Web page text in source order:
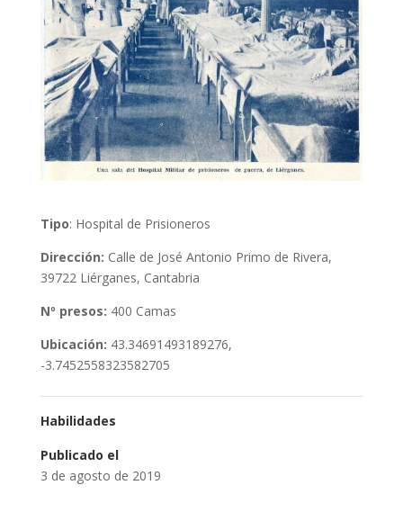
Tipo: Hospital de Prisioneros
Dirección: Calle de José Antonio Primo de Rivera,
39722 Liérganes, Cantabria
Nº presos: 400 Camas
Ubicación: 43.34691493189276,
-3.7452558323582705
Habilidades
Publicado el
3 de agosto de 2019